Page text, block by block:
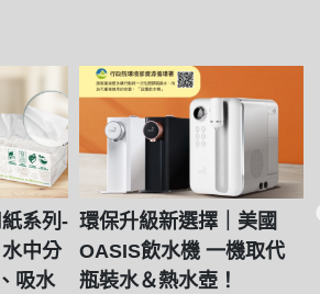
系列-
中分
吸水
環保升級新選擇｜美國
OASIS飲水機 一機取代
瓶裝水＆熱水壺！